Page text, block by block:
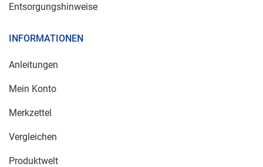
Entsorgungshinweise
INFORMATIONEN
Anleitungen
Mein Konto
Merkzettel
Vergleichen
Produktwelt